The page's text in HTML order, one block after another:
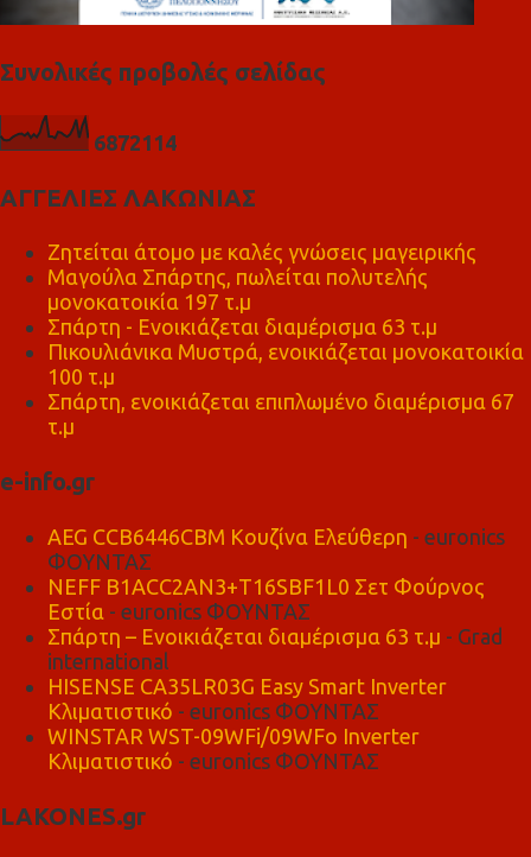
Συνολικές προβολές σελίδας
68721 14
ΑΓΓΕΛΙΕΣ ΛΑΚΩΝΙΑΣ
Ζητείται άτομο με καλές γνώσεις μαγειρικής
Μαγούλα Σπάρτης, πωλείται πολυτελής
μονοκατοικία 197 τ.μ
Σπάρτη - Ενοικιάζεται διαμέρισμα 63 τ.μ
Πικουλιάνικα Μυστρά, ενοικιάζεται μονοκατοικία
100 τ.μ
Σπάρτη, ενοικιάζεται επιπλωμένο διαμέρισμα 67
τ.μ
e-info.gr
AEG CCB6446CBM Κουζίνα Ελεύθερη - euronics
ΦΟΥΝΤΑΣ
NEFF B1ACC2AN3+T16SBF1L0 Σετ Φούρνος
Εστία - euronics ΦΟΥΝΤΑΣ
Σπάρτη – Ενοικιάζεται διαμέρισμα 63 τ.μ - Grad
international
HISENSE CA35LR03G Easy Smart Inverter
Κλιματιστικό - euronics ΦΟΥΝΤΑΣ
WINSTAR WST-09WFi/09WFo Inverter
Κλιματιστικό - euronics ΦΟΥΝΤΑΣ
LAKONES.gr